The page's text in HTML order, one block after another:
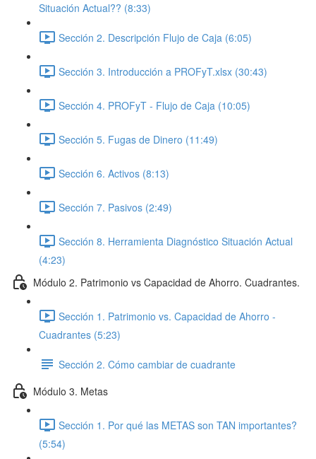
Situación Actual?? (8:33)
Sección 2. Descripción Flujo de Caja (6:05)
Sección 3. Introducción a PROFyT.xlsx (30:43)
Sección 4. PROFyT - Flujo de Caja (10:05)
Sección 5. Fugas de Dinero (11:49)
Sección 6. Activos (8:13)
Sección 7. Pasivos (2:49)
Sección 8. Herramienta Diagnóstico Situación Actual
(4:23)
Módulo 2. Patrimonio vs Capacidad de Ahorro. Cuadrantes.
Sección 1. Patrimonio vs. Capacidad de Ahorro -
Cuadrantes (5:23)
Sección 2. Cómo cambiar de cuadrante
Módulo 3. Metas
Sección 1. Por qué las METAS son TAN importantes?
(5:54)